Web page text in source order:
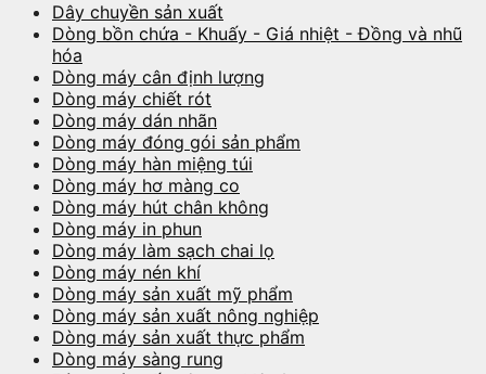
Dây chuyền sản xuất
Dòng bồn chứa - Khuấy - Giá nhiệt - Đồng và nhũ
hóa
Dòng máy cân định lượng
Dòng máy chiết rót
Dòng máy dán nhãn
Dòng máy đóng gói sản phẩm
Dòng máy hàn miệng túi
Dòng máy hơ màng co
Dòng máy hút chân không
Dòng máy in phun
Dòng máy làm sạch chai lọ
Dòng máy nén khí
Dòng máy sản xuất mỹ phẩm
Dòng máy sản xuất nông nghiệp
Dòng máy sản xuất thực phẩm
Dòng máy sàng rung